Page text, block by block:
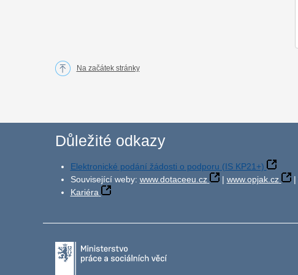
Na začátek stránky
Důležité odkazy
Elektronické podání žádosti o podporu (IS KP21+)
Související weby: www.dotaceeu.cz | www.opjak.cz |
Kariéra